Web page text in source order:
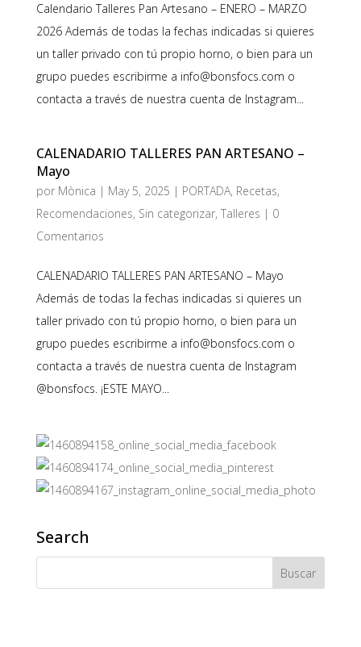
Calendario Talleres Pan Artesano – ENERO – MARZO
2026 Además de todas la fechas indicadas si quieres
un taller privado con tú propio horno, o bien para un
grupo puedes escribirme a info@bonsfocs.com o
contacta a través de nuestra cuenta de Instagram...
CALENADARIO TALLERES PAN ARTESANO –
Mayo
por Mònica | May 5, 2025 | PORTADA, Recetas,
Recomendaciones, Sin categorizar, Talleres | 0
Comentarios
CALENADARIO TALLERES PAN ARTESANO – Mayo
Además de todas la fechas indicadas si quieres un
taller privado con tú propio horno, o bien para un
grupo puedes escribirme a info@bonsfocs.com o
contacta a través de nuestra cuenta de Instagram
@bonsfocs. ¡ESTE MAYO...
Search